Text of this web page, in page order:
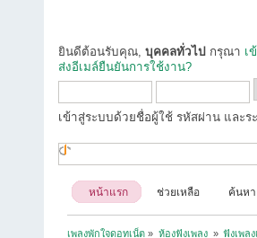
ยินดีต้อนรับคุณ, บุคคลทั่วไป กรุณา เ
ส่งอีเมล์ยืนยันการใช้งาน?
เข้าสู่ระบบด้วยชื่อผู้ใช้ รหัสผ่าน และร
หน้าแรก ช่วยเหลือ ค้นหา
เพลงพักใจดอทเน็ต » ห้องฟังเพลง » ฟังเพล